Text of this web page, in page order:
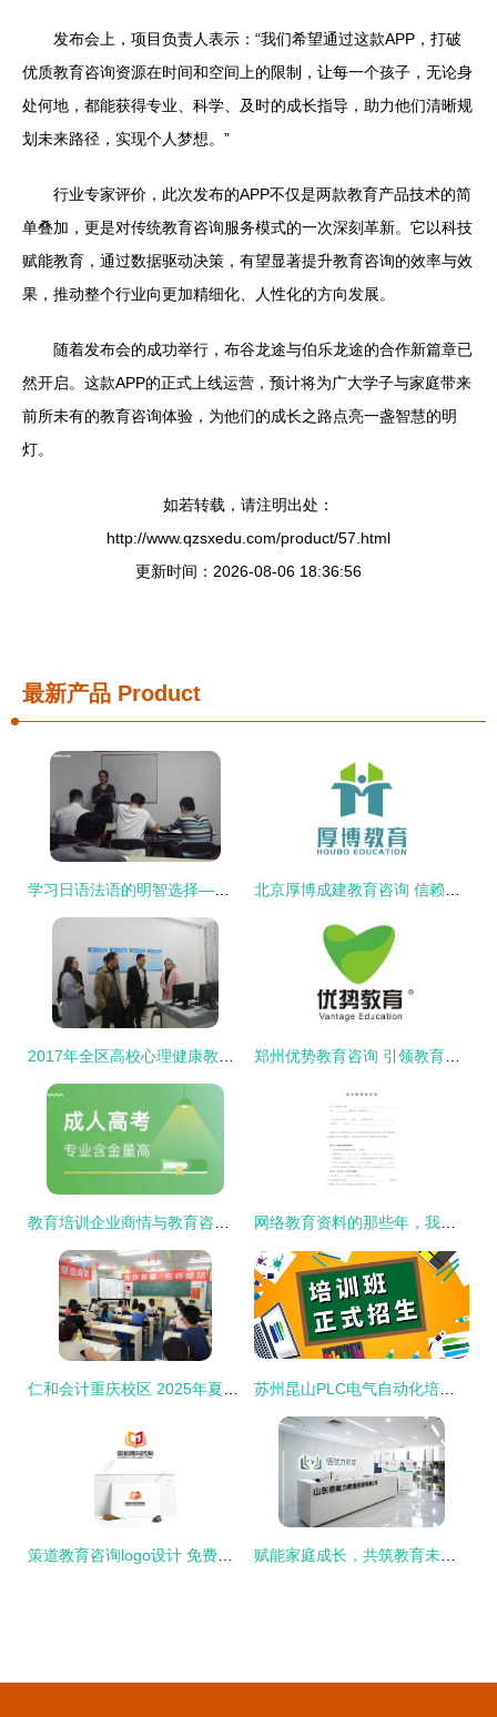
发布会上，项目负责人表示：“我们希望通过这款APP，打破
优质教育咨询资源在时间和空间上的限制，让每一个孩子，无论身
处何地，都能获得专业、科学、及时的成长指导，助力他们清晰规
划未来路径，实现个人梦想。”
行业专家评价，此次发布的APP不仅是两款教育产品技术的简
单叠加，更是对传统教育咨询服务模式的一次深刻革新。它以科技
赋能教育，通过数据驱动决策，有望显著提升教育咨询的效率与效
果，推动整个行业向更加精细化、人性化的方向发展。
随着发布会的成功举行，布谷龙途与伯乐龙途的合作新篇章已
然开启。这款APP的正式上线运营，预计将为广大学子与家庭带来
前所未有的教育咨询体验，为他们的成长之路点亮一盏智慧的明
灯。
如若转载，请注明出处：
http://www.qzsxedu.com/product/57.html
更新时间：2026-08-06 18:36:56
最新产品 Product